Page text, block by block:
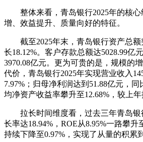
整体来看，青岛银行2025年的核
增、效益提升、质量向好的特征。
截至2025年末，青岛银行资产总
长18.12%。客户存款总额达5028.99亿
3970.08亿元。更为可贵的是，规模的
代价，青岛银行2025年实现营业收入
7.97%；归母净利润达到51.88亿元，同
均净资产收益率攀升至12.68%，较上年
拉长时间维度看，过去三年青岛
长率达18.94%，ROE从8.95%一路攀升
持续下降至0.97%，实现了从量的积累